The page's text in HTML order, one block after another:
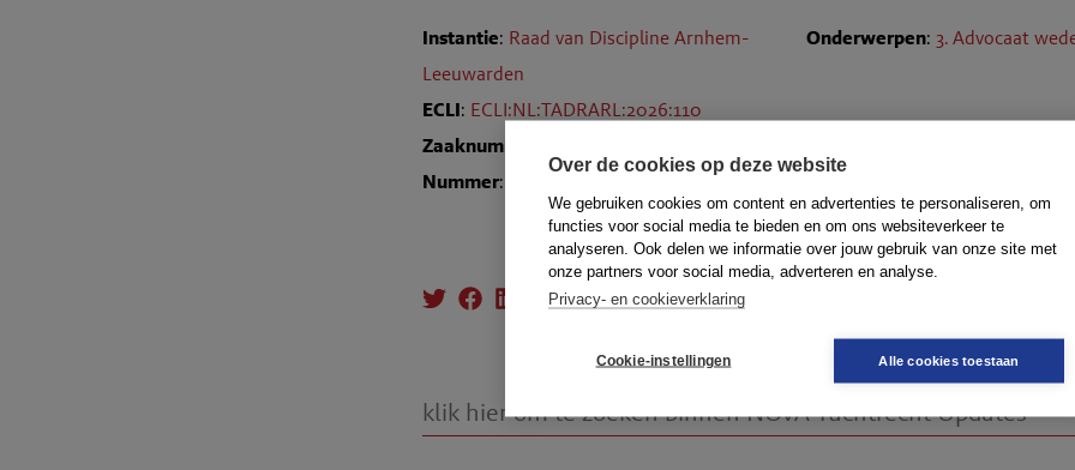
Over de cookies op deze website
We gebruiken cookies om content en advertenties te personaliseren, om
functies voor social media te bieden en om ons websiteverkeer te
analyseren. Ook delen we informatie over jouw gebruik van onze site met
onze partners voor social media, adverteren en analyse.
Privacy- en cookieverklaring
Cookie-instellingen Alle cookies toestaan
Instantie: Raad van Discipline Arnhem-
Leeuwarden
ECLI: ECLI:NL:TADRARL:2026:110
Zaaknummer
Nummer: TR-2026-0496
Onderwerpen: 3. Advocaat